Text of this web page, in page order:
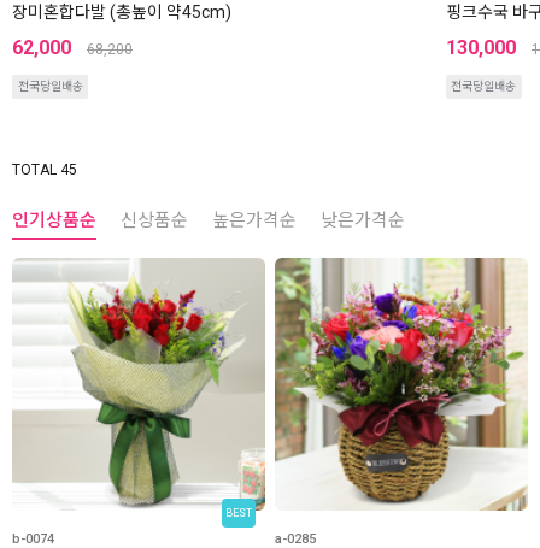
장미혼합다발 (총높이 약45cm)
62,000 68,200
전국당일배송
핑크수국 바
130,000
전국당일배송
TOTAL 45
인기상품순 신상품순 높은가격순 낮은가격순
BEST
b-0074 a-0285